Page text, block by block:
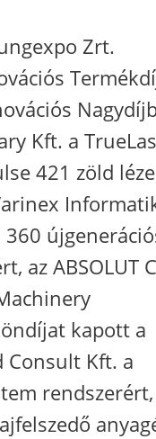
Zrt.
Kft. a
421 zöld
360
az ABSOLUT
kapott a
Consult Kft. a